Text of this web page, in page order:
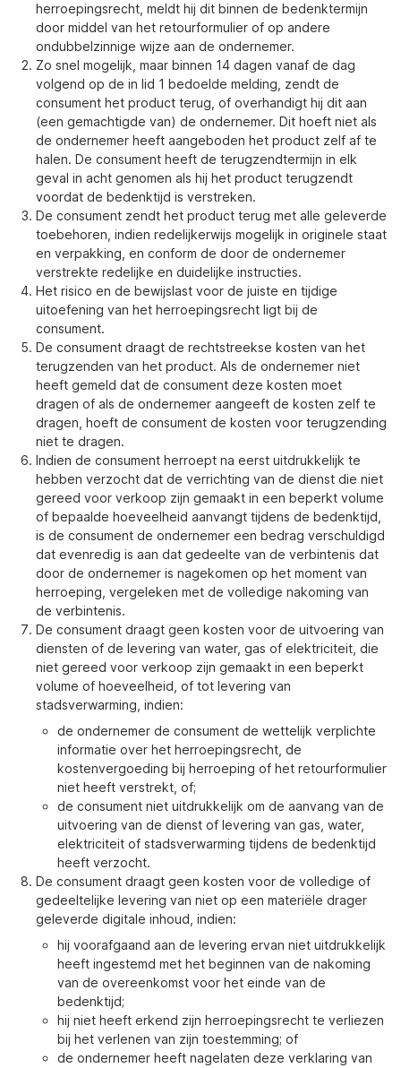
herroepingsrecht, meldt hij dit binnen de bedenktermijn
door middel van het retourformulier of op andere
ondubbelzinnige wijze aan de ondernemer.
Zo snel mogelijk, maar binnen 14 dagen vanaf de dag
volgend op de in lid 1 bedoelde melding, zendt de
consument het product terug, of overhandigt hij dit aan
(een gemachtigde van) de ondernemer. Dit hoeft niet als
de ondernemer heeft aangeboden het product zelf af te
halen. De consument heeft de terugzendtermijn in elk
geval in acht genomen als hij het product terugzendt
voordat de bedenktijd is verstreken.
De consument zendt het product terug met alle geleverde
toebehoren, indien redelijkerwijs mogelijk in originele staat
en verpakking, en conform de door de ondernemer
verstrekte redelijke en duidelijke instructies.
Het risico en de bewijslast voor de juiste en tijdige
uitoefening van het herroepingsrecht ligt bij de
consument.
De consument draagt de rechtstreekse kosten van het
terugzenden van het product. Als de ondernemer niet
heeft gemeld dat de consument deze kosten moet
dragen of als de ondernemer aangeeft de kosten zelf te
dragen, hoeft de consument de kosten voor terugzending
niet te dragen.
Indien de consument herroept na eerst uitdrukkelijk te
hebben verzocht dat de verrichting van de dienst die niet
gereed voor verkoop zijn gemaakt in een beperkt volume
of bepaalde hoeveelheid aanvangt tijdens de bedenktijd,
is de consument de ondernemer een bedrag verschuldigd
dat evenredig is aan dat gedeelte van de verbintenis dat
door de ondernemer is nagekomen op het moment van
herroeping, vergeleken met de volledige nakoming van
de verbintenis.
De consument draagt geen kosten voor de uitvoering van
diensten of de levering van water, gas of elektriciteit, die
niet gereed voor verkoop zijn gemaakt in een beperkt
volume of hoeveelheid, of tot levering van
stadsverwarming, indien:
de ondernemer de consument de wettelijk verplichte
informatie over het herroepingsrecht, de
kostenvergoeding bij herroeping of het retourformulier
niet heeft verstrekt, of;
de consument niet uitdrukkelijk om de aanvang van de
uitvoering van de dienst of levering van gas, water,
elektriciteit of stadsverwarming tijdens de bedenktijd
heeft verzocht.
De consument draagt geen kosten voor de volledige of
gedeeltelijke levering van niet op een materiële drager
geleverde digitale inhoud, indien:
hij voorafgaand aan de levering ervan niet uitdrukkelijk
heeft ingestemd met het beginnen van de nakoming
van de overeenkomst voor het einde van de
bedenktijd;
hij niet heeft erkend zijn herroepingsrecht te verliezen
bij het verlenen van zijn toestemming; of
de ondernemer heeft nagelaten deze verklaring van